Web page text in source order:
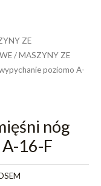
ZE
/MASZYNY ZE
poziomo A-
nóg
16-F